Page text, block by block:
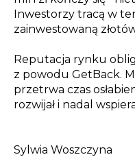
Inwestorzy tracą w
zainwestowaną
Reputacja rynku
z powodu GetBack.
przetrwa czas
rozwijał i nadal
Sylwia Woszczyna